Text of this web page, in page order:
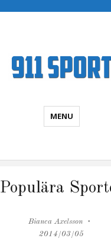
MENU
Populära
Author
Bianca Axelsson
2014/03/05